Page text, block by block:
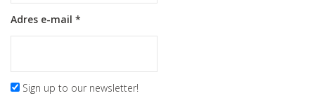
Adres e-mail *
Sign up to our newsletter!